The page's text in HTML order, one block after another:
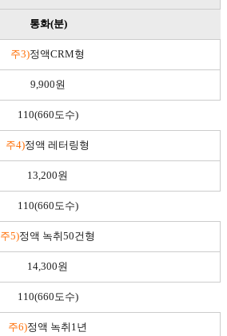
통화(분)
주3)정액CRM형
9,900원
110(660도수)
주4)정액 레터링형
13,200원
110(660도수)
주5)정액 녹취50건형
14,300원
110(660도수)
주6)정액 녹취1년